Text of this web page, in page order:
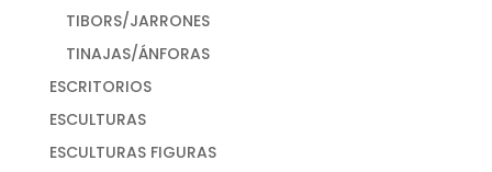
TIBORS/JARRONES
TINAJAS/ÁNFORAS
ESCRITORIOS
ESCULTURAS
ESCULTURAS FIGURAS